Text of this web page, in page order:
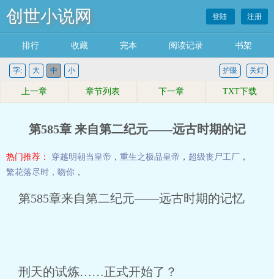
创世小说网 登陆 注册
排行 收藏 完本 阅读记录 书架
字: 大 中 小 关灯
护眼
上一章 章节列表 下一章 TXT下载
第585章 来自第二纪元——远古时期的记
热门推荐： 穿越明朝当皇帝 ， 重生之极品皇帝 ， 超级丧尸工厂 ，
繁花落尽时，吻你 ，
第585章来自第二纪元——远古时期的记忆
刑天的试炼……正式开始了？